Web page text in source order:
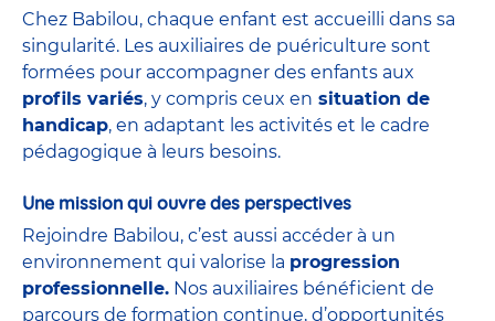
Chez Babilou, chaque enfant est accueilli dans sa
singularité. Les auxiliaires de puériculture sont
formées pour accompagner des enfants aux
profils variés, y compris ceux en situation de
handicap, en adaptant les activités et le cadre
pédagogique à leurs besoins.
Une mission qui ouvre des perspectives
Rejoindre Babilou, c’est aussi accéder à un
environnement qui valorise la progression
professionnelle. Nos auxiliaires bénéficient de
parcours de formation continue, d’opportunités